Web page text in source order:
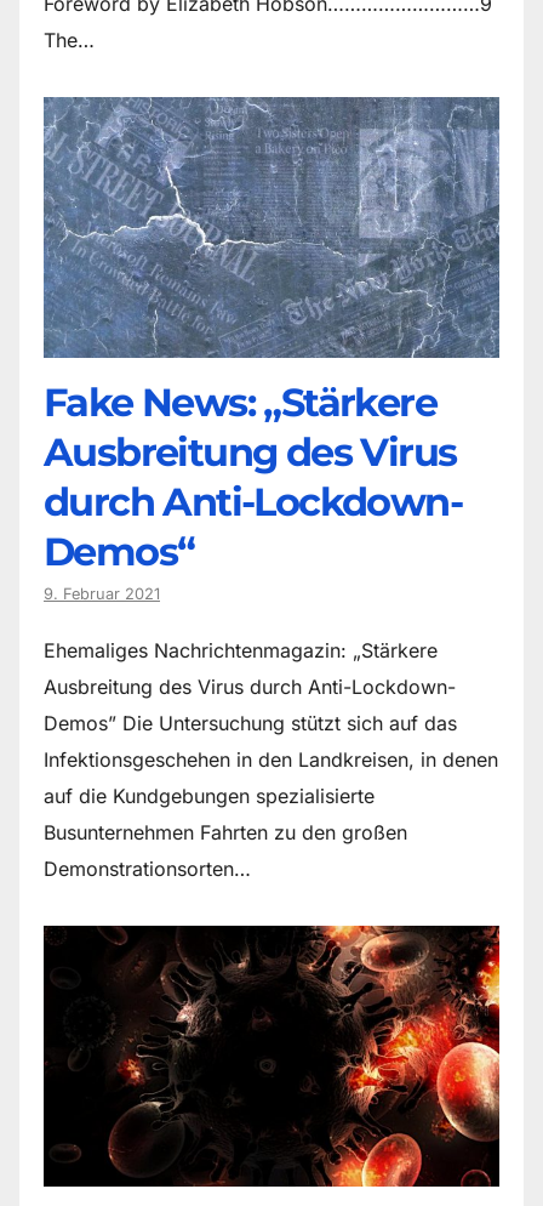
The…
Fake News: „Stärkere
Ausbreitung des Virus
durch Anti-Lockdown-
Demos“
9. Februar 2021
Ehemaliges Nachrichtenmagazin: „Stärkere
Ausbreitung des Virus durch Anti-Lockdown-
Demos” Die Untersuchung stützt sich auf das
Infektionsgeschehen in den Landkreisen, in denen
auf die Kundgebungen spezialisierte
Busunternehmen Fahrten zu den großen
Demonstrationsorten…